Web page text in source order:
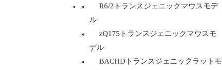
R6/2トランスジェニックマウスモデ
ル
zQ175トランスジェニックマウスモ
デル
BACHDトランスジェニックラットモ